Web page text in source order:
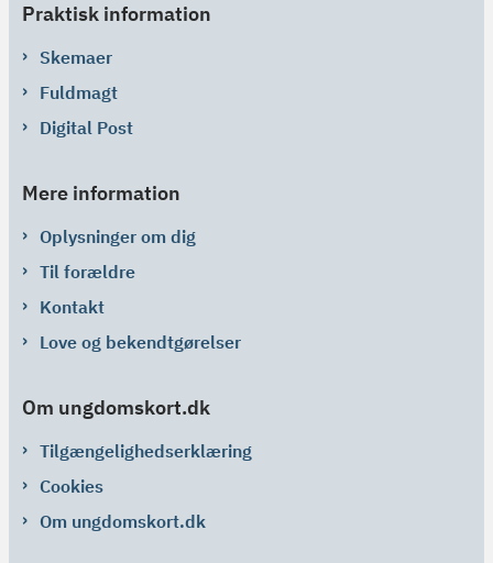
Praktisk information
Skemaer
Fuldmagt
Digital Post
Mere information
Oplysninger om dig
Til forældre
Kontakt
Love og bekendtgørelser
Om ungdomskort.dk
Tilgængelighedserklæring
Cookies
Om ungdomskort.dk